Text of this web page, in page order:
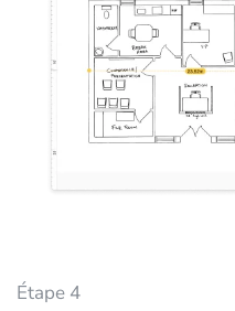
Étape 4